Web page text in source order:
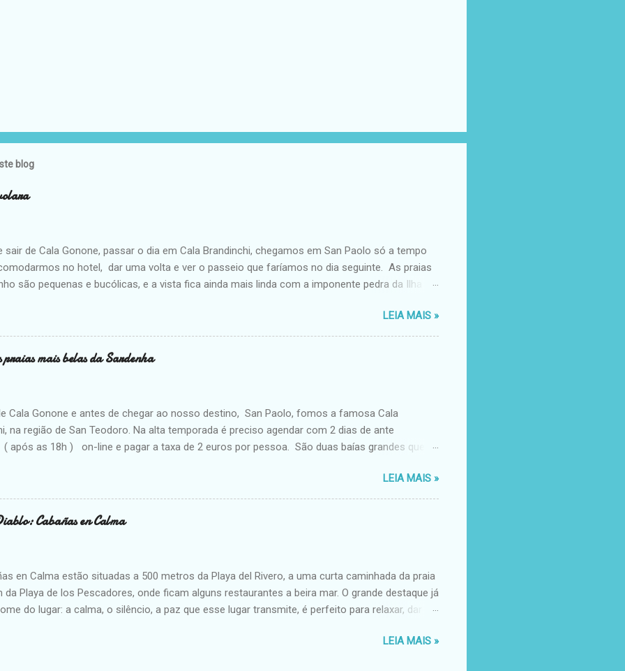
blog
sair de Cala Gonone, passar o dia em Cala Brandinchi, chegamos em San Paolo só a tempo
no hotel, dar uma volta e ver o passeio que faríamos no dia seguinte. As praias
são pequenas e bucólicas, e a vista fica ainda mais linda com a imponente pedra da Ilha de
nas areias grossas e douradas não me foi muito atrativo. Eu estava com fome. Quem me
que estou sempre com fome e fico insuportável até comer. Decidi pegar uma pizza e
bancos da praia, com a melhor vista que poderia ter. No dia seguinte, compramos o passeio
Custou € 20 p/p. As saídas são do porto a partir das 9h de 30 em 30 minutos até as 13h,
LEIA MAIS »
mais belas da Sardenha
Cala Gonone e antes de chegar ao nosso destino, San Paolo, fomos a famosa Cala
na região de San Teodoro. Na alta temporada é preciso agendar com 2 dias de ante
após as 18h ) on-line e pagar a taxa de 2 euros por pessoa. São duas baías grandes que
escolhida. Pode ir ver a outra praia, mas não pode levar pertences. Nem uma mochila. Nós
de cada vez espiar Lu Impostu e tenho a certeza que escolhi a praia mais bonita para ficar.
é das praias mais bonitas da vida ( na nossa opinião, claro! ). A areia é super branca, a água
LEIA MAIS »
Cabañas en Calma
en Calma estão situadas a 500 metros da Playa del Rivero, a uma curta caminhada da praia
da Playa de los Pescadores, onde ficam alguns restaurantes a beira mar. O grande destaque já
do lugar: a calma, o silêncio, a paz que esse lugar transmite, é perfeito para relaxar, dar
e utensilhos ), ar-condicionado, lareira, TV, wi-fi que funciona super bem ( afinal, eu preciso
LEIA MAIS »